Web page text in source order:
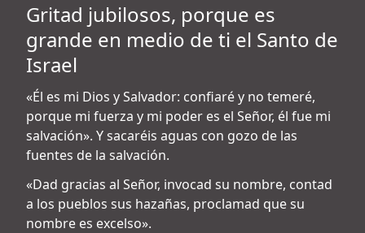
Gritad jubilosos, porque es
grande en medio de ti el Santo de
Israel
«Él es mi Dios y Salvador: confiaré y no temeré,
porque mi fuerza y mi poder es el Señor, él fue mi
salvación». Y sacaréis aguas con gozo de las
fuentes de la salvación.
«Dad gracias al Señor, invocad su nombre, contad
a los pueblos sus hazañas, proclamad que su
nombre es excelso».